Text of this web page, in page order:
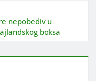
nepobediv u
boksa